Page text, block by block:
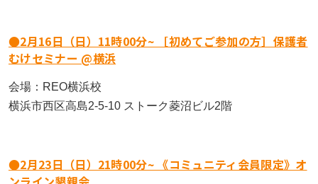
●2月16日（日）11時00分~ ［初めてご参加の方］保護者
むけセミナー @横浜
会場：REO横浜校
横浜市西区高島2-5-10 ストーク菱沼ビル2階
●2月23日（日）21時00分~ 《コミュニティ会員限定》オ